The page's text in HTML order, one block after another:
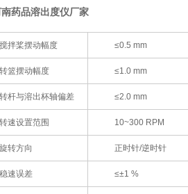
药品溶出度仪厂家
搅拌桨摆动幅度 ≤0.5 mm
转篮摆动幅度 ≤1.0 mm
转杆与溶出杯轴偏差 ≤2.0 mm
转速设置范围 10~300 RPM
旋转方向 正时针/逆时针
稳速误差 ≤±1 %